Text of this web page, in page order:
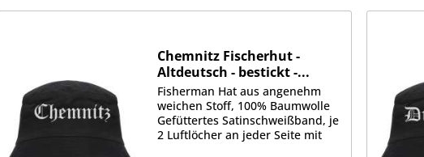
Chemnitz Fischerhut -
Altdeutsch - bestickt -...
Fisherman Hat aus angenehm
weichen Stoff, 100% Baumwolle
Gefüttertes Satinschweißband, je
2 Luftlöcher an jeder Seite mit